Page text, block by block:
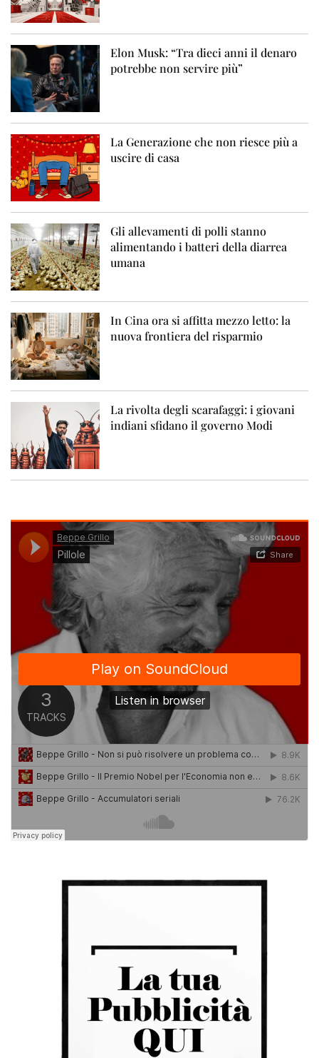
Elon Musk: “Tra dieci anni il denaro
potrebbe non servire più”
La Generazione che non riesce più a
uscire di casa
Gli allevamenti di polli stanno
alimentando i batteri della diarrea
umana
In Cina ora si affitta mezzo letto: la
nuova frontiera del risparmio
La rivolta degli scarafaggi: i giovani
indiani sfidano il governo Modi